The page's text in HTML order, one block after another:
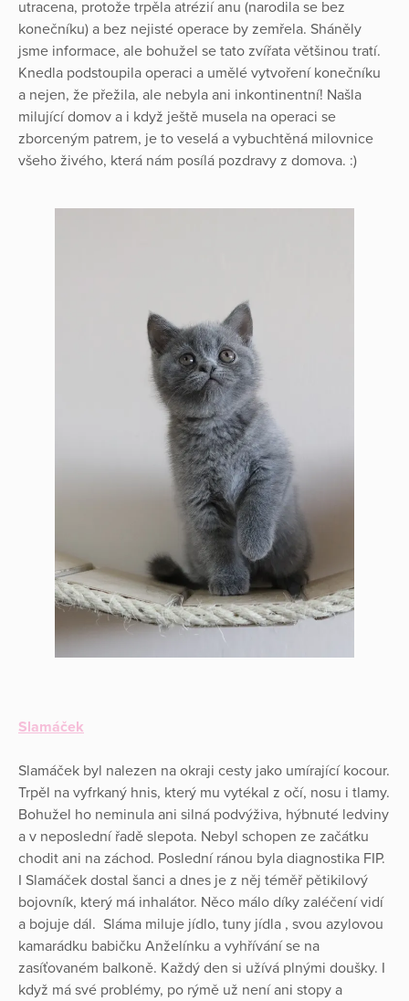
utracena, protože trpěla atrézií anu (narodila se bez
konečníku) a bez nejisté operace by zemřela. Sháněly
jsme informace, ale bohužel se tato zvířata většinou tratí.
Knedla podstoupila operaci a umělé vytvoření konečníku
a nejen, že přežila, ale nebyla ani inkontinentní! Našla
milující domov a i když ještě musela na operaci se
zborceným patrem, je to veselá a vybuchtěná milovnice
všeho živého, která nám posílá pozdravy z domova. :)
Slamáček
Slamáček byl nalezen na okraji cesty jako umírající kocour.
Trpěl na vyfrkaný hnis, který mu vytékal z očí, nosu i tlamy.
Bohužel ho neminula ani silná podvýživa, hýbnuté ledviny
a v neposlední řadě slepota. Nebyl schopen ze začátku
chodit ani na záchod. Poslední ránou byla diagnostika FIP.
I Slamáček dostal šanci a dnes je z něj téměř pětikilový
bojovník, který má inhalátor. Něco málo díky zaléčení vidí
a bojuje dál. Sláma miluje jídlo, tuny jídla , svou azylovou
kamarádku babičku Anželínku a vyhřívání se na
zasíťovaném balkoně. Každý den si užívá plnými doušky. I
když má své problémy, po rýmě už není ani stopy a